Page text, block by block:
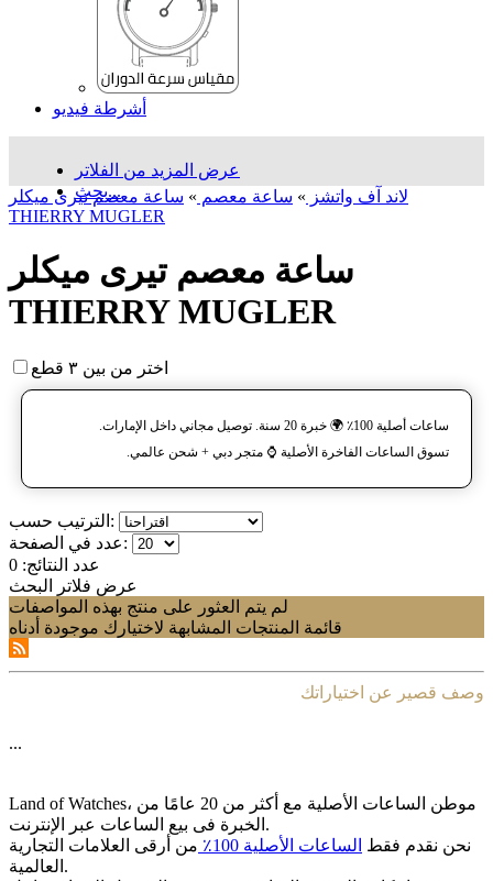
أشرطة فيديو
عرض المزيد من الفلاتر
بحث...
لاند آف واتشز » ساعة معصم » ساعة معصم تیری میکلر
THIERRY MUGLER
ساعة معصم تیری میکلر
THIERRY MUGLER
اختر من بين ٣ قطع
ساعات أصلية 100٪ 🌍 خبرة 20 سنة. توصيل مجاني داخل الإمارات.
تسوق الساعات الفاخرة الأصلية ⌚️ متجر دبي + شحن عالمي.
الترتيب حسب:
عدد في الصفحة:
عدد النتائج: 0
عرض فلاتر البحث
لم يتم العثور على منتج بهذه المواصفات
قائمة المنتجات المشابهة لاختيارك موجودة أدناه
وصف قصير عن اختياراتك
...
Land of Watches، موطن الساعات الأصلیة مع أکثر من 20 عامًا من
الخبرة فی بیع الساعات عبر الإنترنت.
نحن نقدم فقط الساعات الأصلیة 100٪
من أرقى العلامات التجاریة
العالمیة.